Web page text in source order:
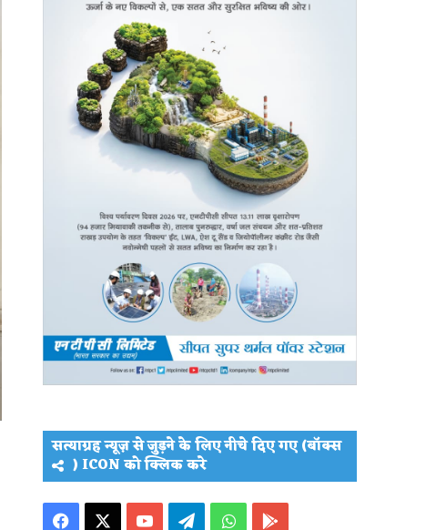
सत्याग्रह न्यूज़ से जुड़ने के लिए नीचे दिए गए (बॉक्स
) ICON को क्लिक करे
Facebook YouTubeTelegramWhatsApp